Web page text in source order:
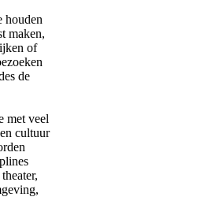
houden
maken,
of
de
met veel
cultuur